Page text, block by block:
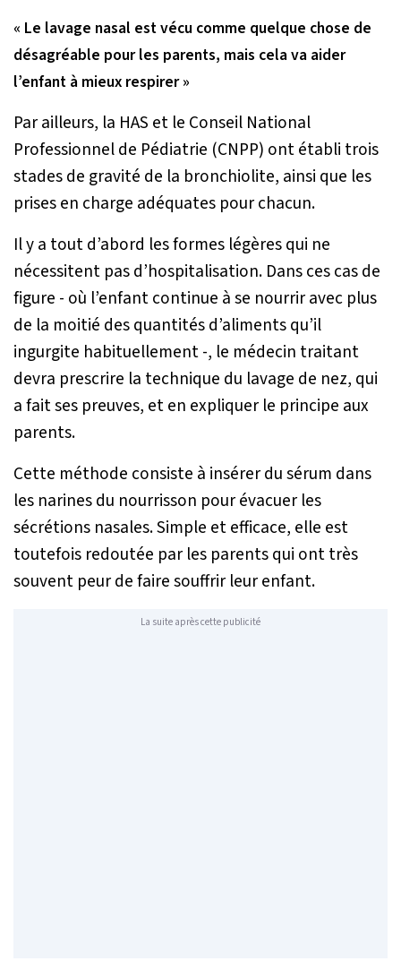
« Le lavage nasal est vécu comme quelque chose de
désagréable pour les parents, mais cela va aider
l’enfant à mieux respirer »
Par ailleurs, la HAS et le Conseil National
Professionnel de Pédiatrie (CNPP) ont établi trois
stades de gravité de la bronchiolite, ainsi que les
prises en charge adéquates pour chacun.
Il y a tout d’abord les formes légères qui ne
nécessitent pas d’hospitalisation. Dans ces cas de
figure - où l’enfant continue à se nourrir avec plus
de la moitié des quantités d’aliments qu’il
ingurgite habituellement -, le médecin traitant
devra prescrire la technique du lavage de nez, qui
a fait ses preuves, et en expliquer le principe aux
parents.
Cette méthode consiste à insérer du sérum dans
les narines du nourrisson pour évacuer les
sécrétions nasales. Simple et efficace, elle est
toutefois redoutée par les parents qui ont très
souvent peur de faire souffrir leur enfant.
La suite après cette publicité